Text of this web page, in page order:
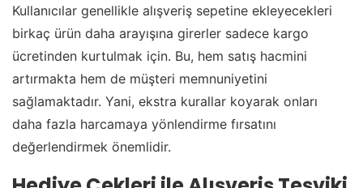
Kullanıcılar genellikle alışveriş sepetine ekleyecekleri
birkaç ürün daha arayışına girerler sadece kargo
ücretinden kurtulmak için. Bu, hem satış hacmini
artırmakta hem de müşteri memnuniyetini
sağlamaktadır. Yani, ekstra kurallar koyarak onları
daha fazla harcamaya yönlendirme fırsatını
değerlendirmek önemlidir.